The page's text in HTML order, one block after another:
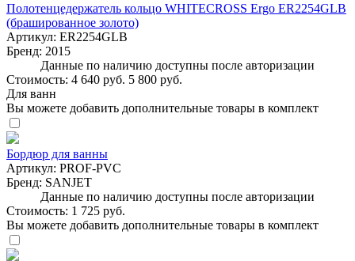
Полотенцедержатель кольцо WHITECROSS Ergo ER2254GLB
(брашированное золото)
Артикул: ER2254GLB
Бренд: 2015
Данные по наличию доступны после авторизации
Стоимость: 4 640 руб. 5 800 руб.
Для ванн
Вы можете добавить дополнительные товары в комплект
Бордюр для ванны
Артикул: PROF-PVC
Бренд: SANJET
Данные по наличию доступны после авторизации
Стоимость: 1 725 руб.
Вы можете добавить дополнительные товары в комплект